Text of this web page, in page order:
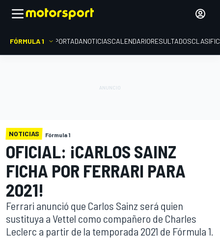
FÓRMULA 1 PORTADANOTICIASCALENDARIORESULTADOS
NOTICIAS Fórmula 1
OFICIAL: ¡CARLOS SAINZ
FICHA POR FERRARI PARA
2021!
Ferrari anunció que Carlos Sainz será quien
sustituya a Vettel como compañero de Charles
Leclerc a partir de la temporada 2021 de Fórmula 1.